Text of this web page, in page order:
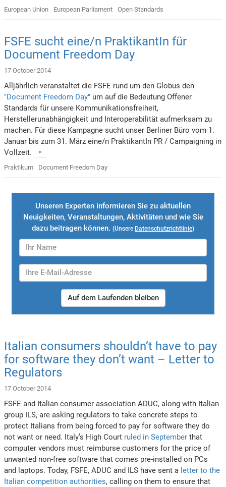
European Union European Parliament Open Standards
FSFE sucht eine/n PraktikantIn für
Document Freedom Day
17 October 2014
Alljährlich veranstaltet die FSFE rund um den Globus den
"Document Freedom Day" um auf die Bedeutung Offener
Standards für unsere Kommunikationsfreiheit,
Herstellerunabhängigkeit und Interoperabilität aufmerksam zu
machen. Für diese Kampagne sucht unser Berliner Büro vom 1.
Januar bis zum 31. März eine/n PraktikantIn PR / Campaigning in
Vollzeit.
Praktikum Document Freedom Day
Unseren Experten informieren Sie zu aktuellen
Neuigkeiten, Veranstaltungen, Aktivitäten und wie Sie
dazu beitragen können. (Unsere Datenschutzrichtlinie)
Auf dem Laufenden bleiben
Italian consumers shouldn’t have to pay
for software they don’t want – Letter to
Regulators
17 October 2014
FSFE and Italian consumer association ADUC, along with Italian
group ILS, are asking regulators to take concrete steps to
protect Italians from being forced to pay for software they do
not want or need. Italy’s High Court ruled in September that
computer vendors must reimburse customers for the price of
unwanted non-free software that comes pre-installed on PCs
and laptops. Today, FSFE, ADUC and ILS have sent a letter to the
Italian competition authorities, calling on them to ensure that